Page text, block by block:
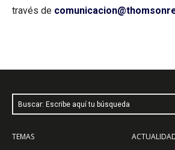
través de
Buscar: Escribe aquí tu búsqueda
TEMAS